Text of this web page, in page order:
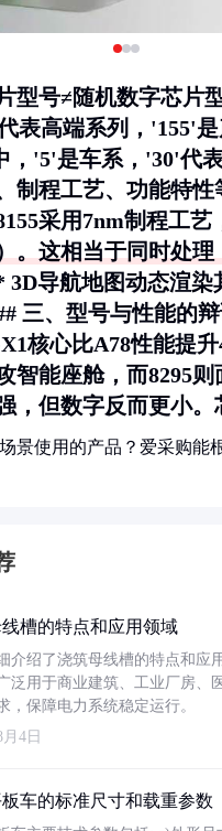
型号≠随机数字芯片
表高端系列，'155'
，'5'是车系，'30'代
制程工艺、功能特
采用7nm制程工
。这相当于同时处
3D导航地图动态渲
三、型号与性能的
核心比A78性能提
智能座舱，而8295
，但数字反而更小。
景使用的产品？爱采购能
槽的特点和应用领域
介绍了浇筑母线槽的特点和应
泛用于商业建筑、工业厂房、
，保障电力系统稳定运行。
4日
板车的标准尺寸和载重参数